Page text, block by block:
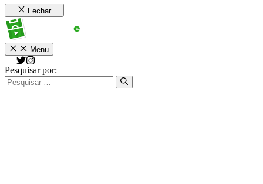
Fechar
Menu
Pesquisar por: